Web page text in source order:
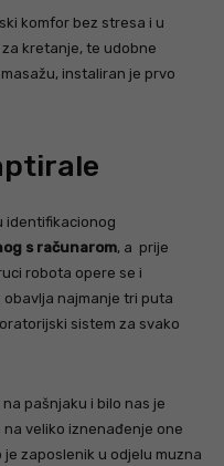
komfor bez stresa i u
kretanje, te udobne
instaliran je prvo
identifikacionog
s računarom, a prije
robota opere se i
obavlja najmanje tri puta
sistem za svako
pašnjaku i bilo nas je
veliko iznenađenje one
zaposlenik u odjelu muzna